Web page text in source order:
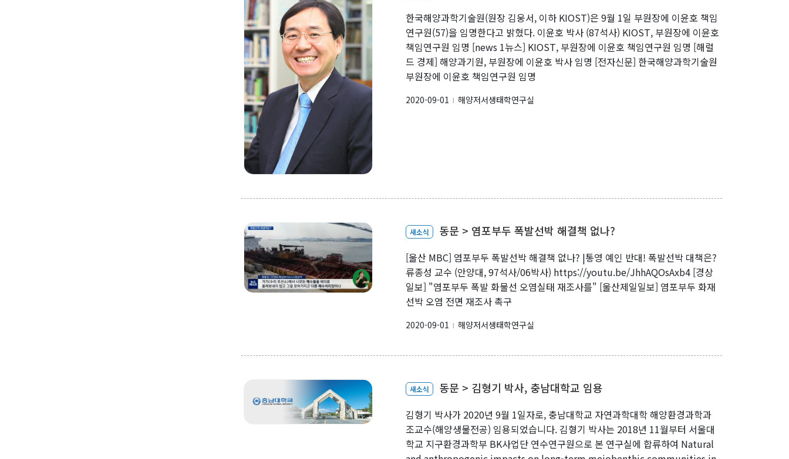
한국해양과학기술원(원장 김웅서, 이하 KIOST)은 9월 1일 부원장에 이윤호 책임
연구원(57)을 임명한다고 밝혔다. 이윤호 박사 (87석사) KIOST, 부원장에 이윤호
책임연구원 임명 [news 1뉴스] KIOST, 부원장에 이윤호 책임연구원 임명 [해럴
드 경제] 해양과기원, 부원장에 이윤호 박사 임명 [전자신문] 한국해양과학기술원
부원장에 이윤호 책임연구원 임명
2020-09-01 해양저서생태학연구실
새소식 동문 > 염포부두 폭발선박 해결책 없나?
[울산 MBC] 염포부두 폭발선박 해결책 없나? |통영 예인 반대! 폭발선박 대책은?
류종성 교수 (안양대, 97석사/06박사) https://youtu.be/JhhAQOsAxb4 [경상
일보] "염포부두 폭발 화물선 오염실태 재조사를" [울산제일일보] 염포부두 화재
선박 오염 전면 재조사 촉구
2020-09-01 해양저서생태학연구실
새소식 동문 > 김형기 박사, 충남대학교 임용
김형기 박사가 2020년 9월 1일자로, 충남대학교 자연과학대학 해양환경과학과
조교수(해양생물전공) 임용되었습니다. 김형기 박사는 2018년 11월부터 서울대
학교 지구환경과학부 BK사업단 연수연구원으로 본 연구실에 합류하여 Natural